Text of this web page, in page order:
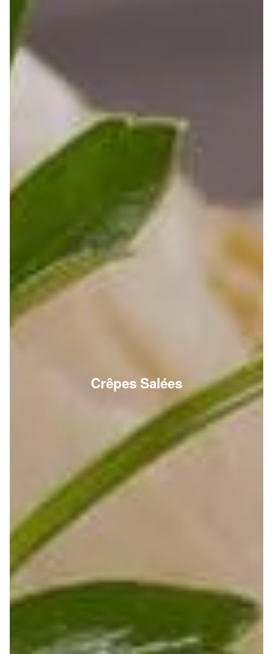
Crêpes Salées